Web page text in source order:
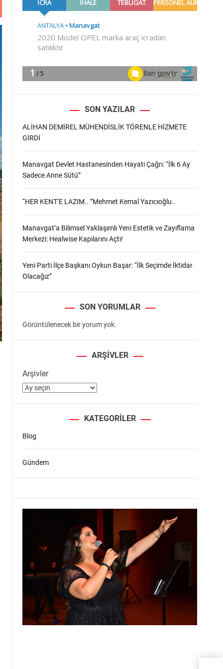
m
SON YAZILAR
ALİHAN DEMİREL MÜHENDİSLİK TÖRENLE HİZMETE
GİRDİ
Manavgat Devlet Hastanesinden Hayati Çağrı: “İlk 6 Ay
Sadece Anne Sütü”
“HER KENT’E LAZIM.. ”Mehmet Kemal Yazıcıoğlu..
Manavgat’a Bilimsel Yaklaşımlı Yeni Estetik ve Zayıflama
Merkezi: Healwise Kapılarını Açtı!
Yeni Parti İlçe Başkanı Oykun Başar: “İlk Seçimde İktidar
Olacağız”
SON YORUMLAR
Görüntülenecek bir yorum yok.
ARŞIVLER
Arşivler
KATEGORILER
Blog
Gündem